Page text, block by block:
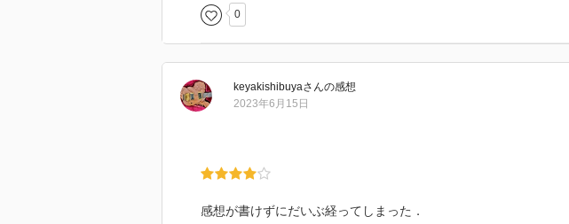
ーとかあったろうに。
0
keyakishibuyaさんの感想
2023年6月15日
感想が書けずにだいぶ経ってしまった．